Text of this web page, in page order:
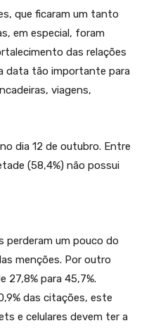
que ficaram um tanto
em especial, foram
das relações
data tão importante para
viagens,
dia 12 de outubro. Entre
(58,4%) não possui
perderam um pouco do
menções. Por outro
27,8% para 45,7%.
das citações, este
e celulares devem ter a